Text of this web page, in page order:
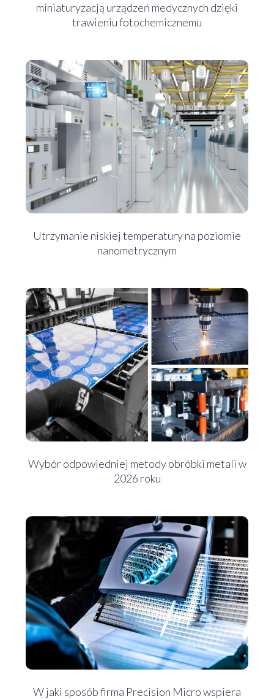
miniaturyzacją urządzeń medycznych dzięki
trawieniu fotochemicznemu
Utrzymanie niskiej temperatury na poziomie
nanometrycznym
Wybór odpowiedniej metody obróbki metali w
2026 roku
W jaki sposób firma Precision Micro wspiera